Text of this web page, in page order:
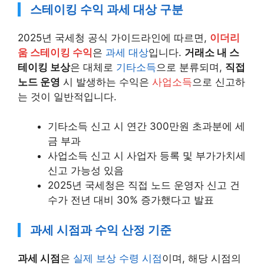
스테이킹 수익 과세 대상 구분
2025년 국세청 공식 가이드라인에 따르면, 이더리
움 스테이킹 수익은 과세 대상입니다. 거래소 내 스
테이킹 보상은 대체로 기타소득으로 분류되며, 직접
노드 운영 시 발생하는 수익은 사업소득으로 신고하
는 것이 일반적입니다.
기타소득 신고 시 연간 300만원 초과분에 세
금 부과
사업소득 신고 시 사업자 등록 및 부가가치세
신고 가능성 있음
2025년 국세청은 직접 노드 운영자 신고 건
수가 전년 대비 30% 증가했다고 발표
과세 시점과 수익 산정 기준
과세 시점은 실제 보상 수령 시점이며, 해당 시점의